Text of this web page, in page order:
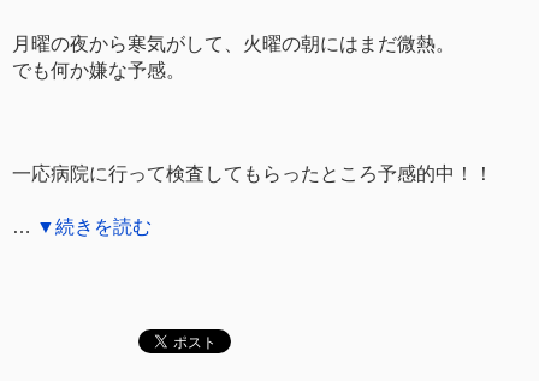
月曜の夜から寒気がして、火曜の朝にはまだ微熱。
でも何か嫌な予感。
一応病院に行って検査してもらったところ予感的中！！
… ▼続きを読む